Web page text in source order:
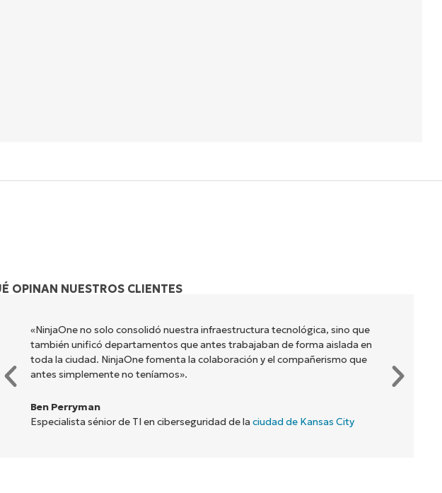
OPINAN NUESTROS CLIENTES
«NinjaOne no solo consolidó nuestra infraestructura tecnológica, sino que
también unificó departamentos que antes trabajaban de forma aislada en
toda la ciudad. NinjaOne fomenta la colaboración y el compañerismo que
antes simplemente no teníamos».
Ben Perryman
Especialista sénior de TI en ciberseguridad de la ciudad de Kansas City